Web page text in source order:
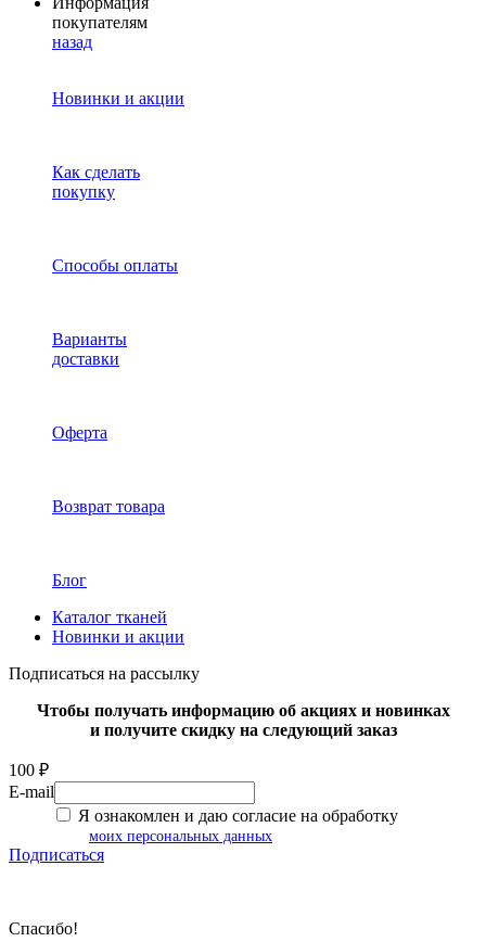
покупателям
назад
Новинки и акции
Как сделать
покупку
Способы оплаты
Варианты
доставки
Оферта
Возврат товара
Блог
Каталог тканей
Новинки и акции
Подписаться на рассылку
Чтобы получать информацию об акциях и новинках
и получите скидку на следующий заказ
100 ₽
E-mail
Я ознакомлен и даю согласие на обработку
моих персональных данных
Подписаться
Спасибо!